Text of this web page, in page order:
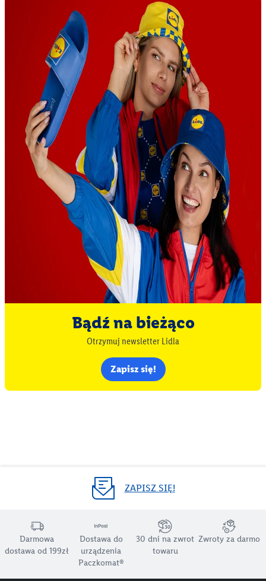
Bądź na bieżąco
Otrzymuj newsletter Lidla
Zapisz się!
ZAPISZ SIĘ!
Darmowa
dostawa od 199zł
Dostawa do
urządzenia
Paczkomat®
30 dni na zwrot
towaru
Zwroty za darmo